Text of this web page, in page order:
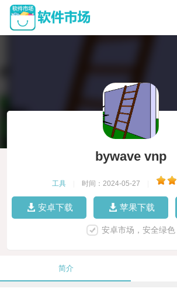
bywave vnp
工具 时间：2024-05-27
安卓下载 苹果下载
安卓市场，安全绿色
简介